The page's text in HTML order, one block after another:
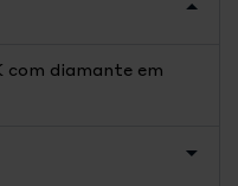
com diamante em